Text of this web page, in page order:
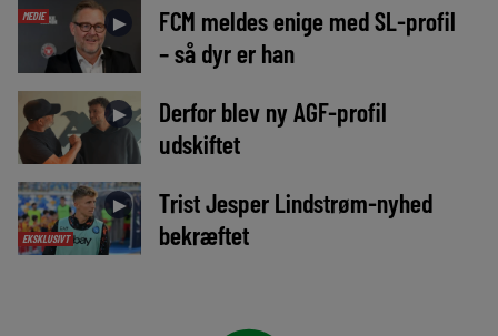
MEDIE ►
FCM meldes enige med SL-profil
– så dyr er han
►
Derfor blev ny AGF-profil
udskiftet
EKSKLUSIVT
►
Trist Jesper Lindstrøm-nyhed
bekræftet